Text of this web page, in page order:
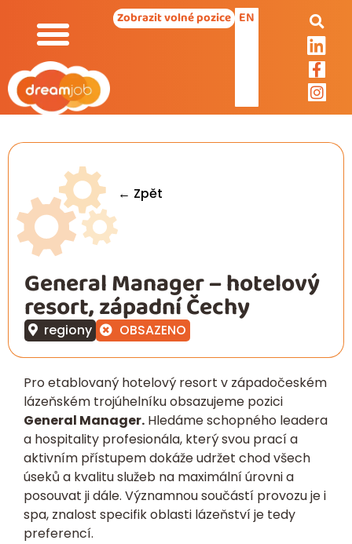
Zobrazit volné pozice EN
← Zpět
General Manager – hotelový
resort, západní Čechy
regiony OBSAZENO
Pro etablovaný hotelový resort v západočeském
lázeňském trojúhelníku obsazujeme pozici
General Manager. Hledáme schopného leadera
a hospitality profesionála, který svou prací a
aktivním přístupem dokáže udržet chod všech
úseků a kvalitu služeb na maximální úrovni a
posouvat ji dále. Významnou součástí provozu je i
spa, znalost specifik oblasti lázeňství je tedy
preferencí.